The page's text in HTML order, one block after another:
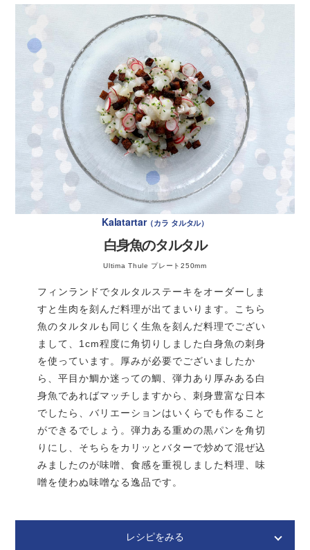
材 料 4人分
＊手のひらサイズ2個程度
ニンジン
＊100g程度
ペコロス（小玉ねぎ）
4個
リンゴ
1/4個
コルニッションピクルス
8個
＊小さいきゅうりのピクルスのこと、市販品
生クリーム
大さじ４
ディル
＊トッピング用
レモン汁 小さじ１
＊リンゴの変色止め用
粗塩 小さじ3
＊野菜を茹でる時用
黒胡椒
作り方
鍋に入れる。ビーツに被るくらいの水に、粗塩小さじ
Kalatartar カラ タルタル
白身魚のタルタル
Ultima Thule プレート250mm
フィンランドでタルタルステーキをオーダーしま
すと生肉を刻んだ料理が出てまいります。こちら
魚のタルタルも同じく生魚を刻んだ料理でござい
まして、1cm程度に角切りしました白身魚の刺身
を使っています。厚みが必要でございましたか
ら、平目か鯛か迷っての鯛、弾力あり厚みある白
身魚であればマッチしますから、刺身豊富な日本
でしたら、バリエーションはいくらでも作ること
ができるでしょう。弾力ある重めの黒パンを角切
りにし、そちらをカリッとバターで炒めて混ぜ込
みましたのが味噌、食感を重視しました料理、味
噌を使わぬ味噌なる逸品です。
レシピをみる